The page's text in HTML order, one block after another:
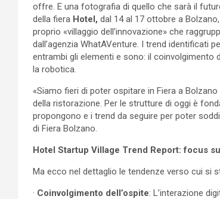
offre. E una fotografia di quello che sarà il
della fiera Hotel, dal 14 al 17 ottobre a
proprio «villaggio dell’innovazione» che
dall’agenzia WhatAVenture. I trend identificati
entrambi gli elementi e sono: il coinvolgimento
la robotica.
«Siamo fieri di poter ospitare in Fiera a
della ristorazione. Per le strutture di oggi è
propongono e i trend da seguire per poter
di Fiera Bolzano.
Hotel Startup Village Trend Report: focus
Ma ecco nel dettaglio le tendenze verso cui si
· Coinvolgimento dell’ospite: L’interazione